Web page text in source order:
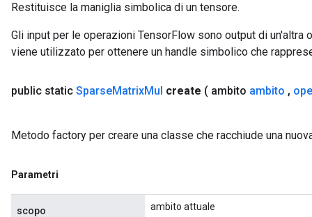
Restituisce la maniglia simbolica di un tensore.
Gli input per le operazioni TensorFlow sono output di un'altra
viene utilizzato per ottenere un handle simbolico che
public static SparseMatrixMul create ( ambito ambito ,
Metodo factory per creare una classe che racchiude una
Parametri
scopo ambito attuale